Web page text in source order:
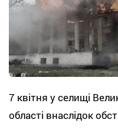
7 квітня у селищі
області внаслідок